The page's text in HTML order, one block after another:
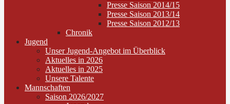
Presse Saison 2014/15
Presse Saison 2013/14
Presse Saison 2012/13
Chronik
Jugend
Unser Jugend-Angebot im Überblick
Aktuelles in 2026
Aktuelles in 2025
Unsere Talente
Mannschaften
Saison 2026/2027